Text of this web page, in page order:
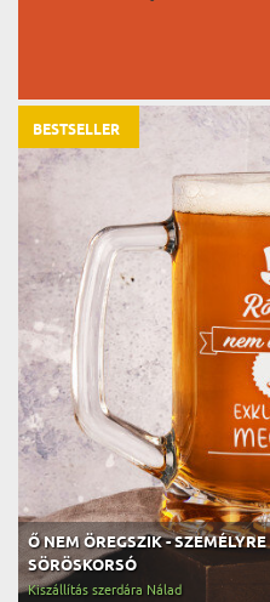
Ő NEM ÖREGSZIK -
SÖRÖSKORSÓ
Kiszállítás szerdára Nálad
BESTSELLER